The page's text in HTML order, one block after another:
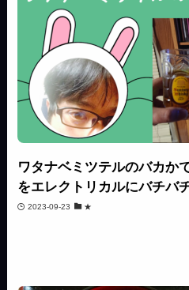
ワタナベミツテルのバカか
をエレクトリカルにバチバ
2023-09-23 ★